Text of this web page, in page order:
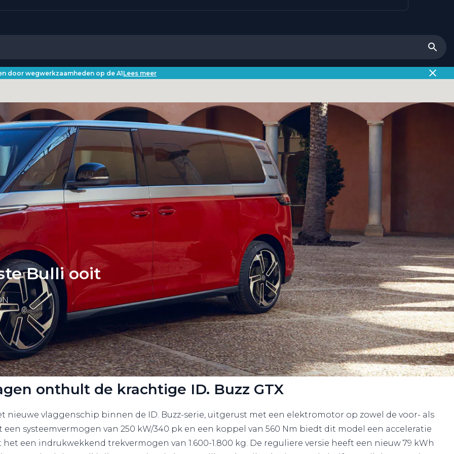
door wegwerkzaamheden op de A1Lees meer
Bulli ooit
onthult de krachtige ID. Buzz GTX
nieuwe vlaggenschip binnen de ID. Buzz-serie, uitgerust met een elektromotor op zowel de voor- als
systeemvermogen van 250 kW/340 pk en een koppel van 560 Nm biedt dit model een acceleratie
een indrukwekkend trekvermogen van 1.600-1.800 kg. De reguliere versie heeft een nieuw 79 kWh